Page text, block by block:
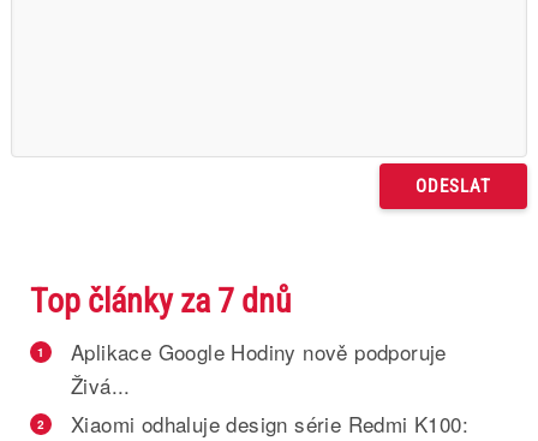
Top články za 7 dnů
1
Aplikace Google Hodiny nově podporuje
Živá...
2
Xiaomi odhaluje design série Redmi K100: